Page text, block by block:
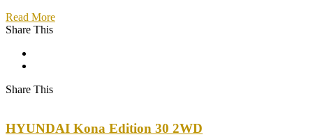
Read More
Share This
Share This
HYUNDAI Kona Edition 30 2WD